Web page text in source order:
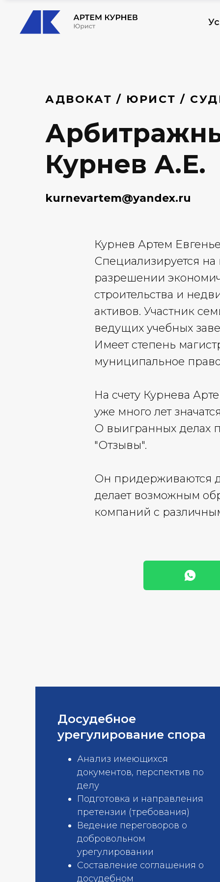
АДВОКАТ / ЮРИСТ /
Курнев А.Е.
kurnevartem@yandex.ru
Курнев Артем
Специализируется
разрешении
строительства и
активов. Участник
ведущих учебных
Имеет степень
муниципальное
На счету Курнева
уже много лет
О выигранных делах
"Отзывы".
Он придерживаются
делает возможным
компаний с
Досудебное
урегулирование спора
Анализ имеющихся
документов, перспектив по
делу
Подготовка и направления
претензии (требования)
Ведение переговоров о
добровольном
урегулировании
Составление соглашения о
досудебном